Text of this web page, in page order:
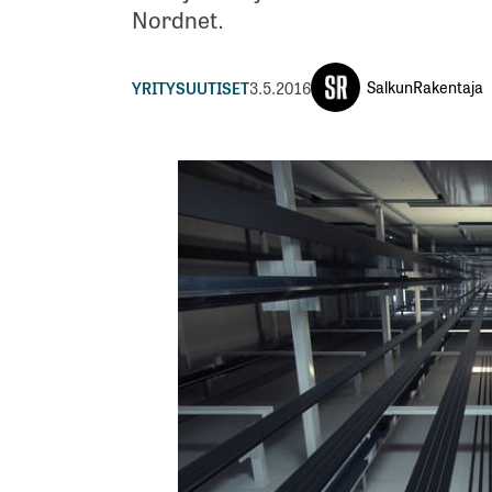
Nordnet.
YRITYSUUTISET3.5.2016 SalkunRakentaja